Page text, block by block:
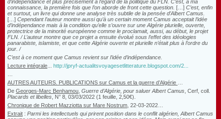
d’indépendance et plus précisément à l’égard de la politique du FLN. C’est, à ma
connaissance, la première fois que l’on aborde de front cette question. […] C’est, enfin
et surtout, un livre qui donne une analyse très subtile de la pensée d’Albert Camus.
[…] Cependant l’auteur montre aussi qu’à un certain moment Camus acceptait l’idée
d’indépendance mais à la condition qu’elle s’ouvre sur une Algérie plurielle, ouverte,
protectrice de la minorité européenne comme le proclamait, aussi, au début, le projet
FLN. / L’auteur montre que ce projet a ensuite évolué sous l’effet des idéologies
panarabiste, islamiste, et que cette Algérie ouverte et plurielle n’était plus à l’ordre du
jour. /
C’est à ce moment que Camus revient sur l’idée d’indépendance.
Lecture intégrale
http://jpryf-actualitsvoyagesetlitterature.blogspot.com/2...
AUTRES AUTEURS. PUBLICATIONS sur Camus et la guerre d’Algérie
De Georges-Marc Benhamou Guerre d’Algérie, pour saluer Albert Camus , Cerf, coll
Placards et libelles N° 8, 03/03/2022 (1 feuille, 2,50€)
Chronique de Robert Mazziotta sur Mare Nostrum , 22-03-2022…
Extrait : Parmi les intellectuels qui prirent position dans le conflit algérien, Albert Camus